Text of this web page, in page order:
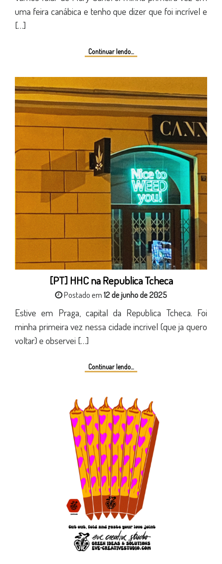
uma feira canábica e tenho que dizer que foi incrível e
[…]
Continuar lendo...
[PT] HHC na Republica Tcheca
Postado em12 de junho de 2025
Estive em Praga, capital da Republica Tcheca. Foi
minha primeira vez nessa cidade incrivel (que ja quero
voltar) e observei […]
Continuar lendo...